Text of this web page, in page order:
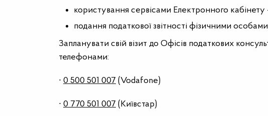
користування сервісами Електронного кабінету
подання податкової звітності фізичними
Запланувати свій візит до Офісів податкових
телефонами:
∙ 0 500 501 007 (Vodafone)
∙ 0 770 501 007 (Київстар)